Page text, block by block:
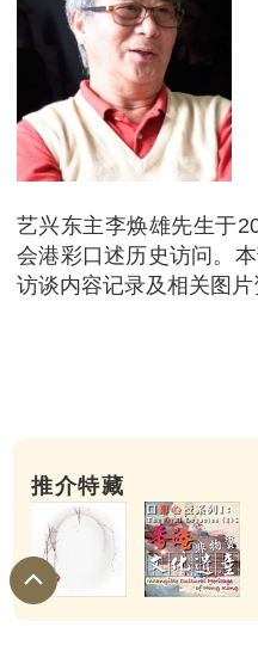
艺兴东主李焕雄先生于
会港彩口述历史访问。
访谈内容记录及相关图片
推介特藏